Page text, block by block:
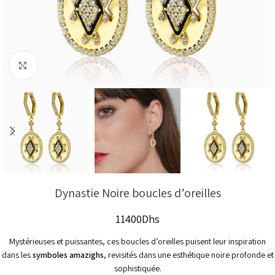
Click to enlarge
Dynastie Noire boucles d’oreilles
11400Dhs
Mystérieuses et puissantes, ces boucles d’oreilles puisent leur inspiration
dans lessymboles amazighs, revisités dans une esthétique noire profonde et
sophistiquée.